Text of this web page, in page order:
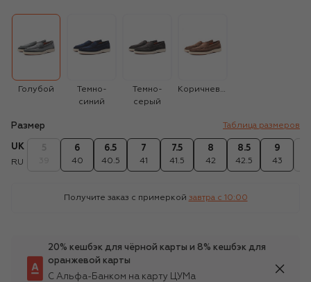
Голубой
Темно-
синий
Темно-
серый
Коричневый
Размер Таблица размеров
UK
RU
6
40
6.5
40.5
7
41
7.5
41.5
8
42
8.5
42.5
9
43
Получите заказ с примеркой завтра c 10:00
20% кешбэк для чёрной карты и 8% кешбэк для
оранжевой карты
С Альфа-Банком на карту ЦУМа